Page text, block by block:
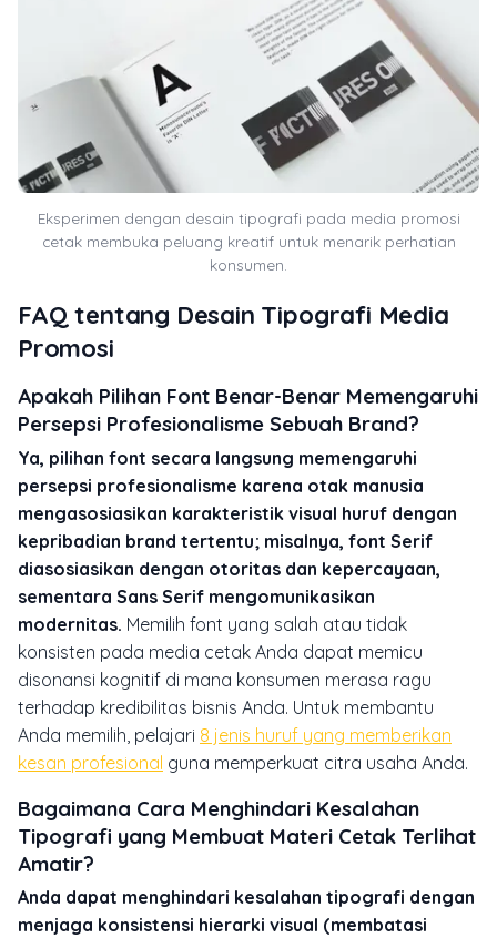
Eksperimen dengan desain tipografi pada media promosi
cetak membuka peluang kreatif untuk menarik perhatian
konsumen.
FAQ tentang Desain Tipografi Media
Promosi
Apakah Pilihan Font Benar-Benar Memengaruhi
Persepsi Profesionalisme Sebuah Brand?
Ya, pilihan font secara langsung memengaruhi
persepsi profesionalisme karena otak manusia
mengasosiasikan karakteristik visual huruf dengan
kepribadian brand tertentu; misalnya, font Serif
diasosiasikan dengan otoritas dan kepercayaan,
sementara Sans Serif mengomunikasikan
modernitas. Memilih font yang salah atau tidak
konsisten pada media cetak Anda dapat memicu
disonansi kognitif di mana konsumen merasa ragu
terhadap kredibilitas bisnis Anda. Untuk membantu
Anda memilih, pelajari 8 jenis huruf yang memberikan
kesan profesional guna memperkuat citra usaha Anda.
Bagaimana Cara Menghindari Kesalahan
Tipografi yang Membuat Materi Cetak Terlihat
Amatir?
Anda dapat menghindari kesalahan tipografi dengan
menjaga konsistensi hierarki visual (membatasi